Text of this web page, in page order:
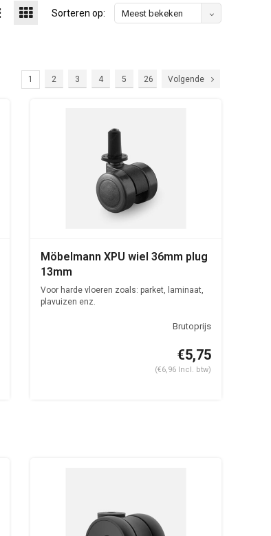
Sorteren op: Meest bekeken
1 2 3 4 5 26 Volgende
Möbelmann XPU wiel 36mm plug
13mm
Voor harde vloeren zoals: parket, laminaat,
plavuizen enz.
€5,75
(€6,96 Incl. btw)